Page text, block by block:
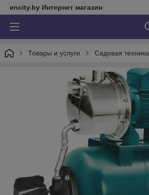
encity.by Интернет магазин
Товары и услуги Садовая техника